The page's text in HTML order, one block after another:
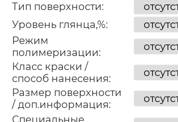
Тип поверхности:
Уровень глянца,%:
Режим
полимеризации:
Класс краски /
способ нанесения:
Размер поверхности
/ доп.информация:
Специальные